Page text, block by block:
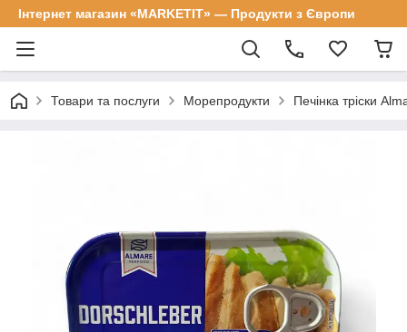
Інтернет магазин «MARKETIT» — Продукти з Європи
Товари та послуги Морепродукти Печінка тріски